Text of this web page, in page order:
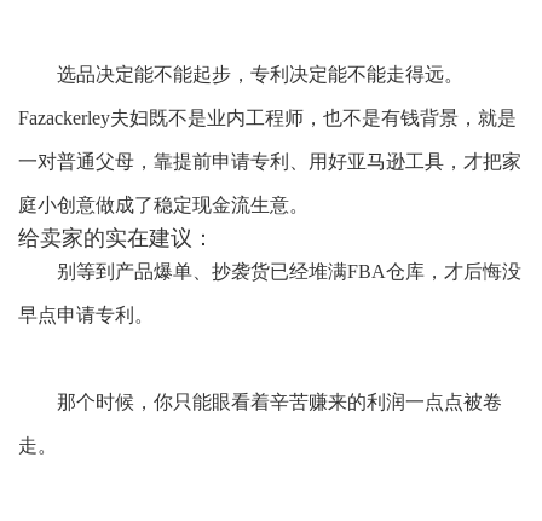
选品决定能不能起步，专利决定能不能走得远。
Fazackerley夫妇既不是业内工程师，也不是有钱背景，就是
一对普通父母，靠提前申请专利、用好亚马逊工具，才把家
庭小创意做成了稳定现金流生意。
给卖家的实在建议：
别等到产品爆单、抄袭货已经堆满FBA仓库，才后悔没
早点申请专利。
那个时候，你只能眼看着辛苦赚来的利润一点点被卷
走。